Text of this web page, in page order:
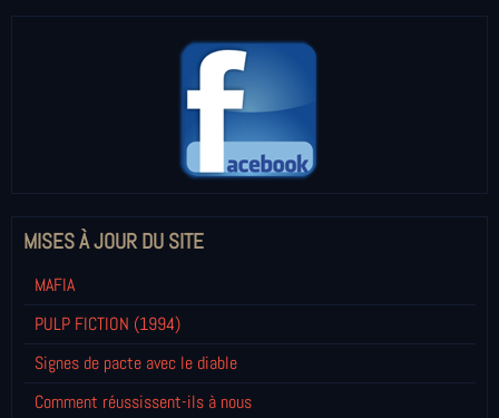
MISES À JOUR DU SITE
MAFIA
PULP FICTION (1994)
Signes de pacte avec le diable
Comment réussissent-ils à nous